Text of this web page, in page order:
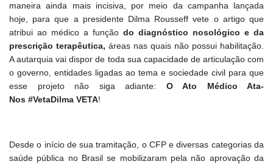
maneira ainda mais incisiva, por meio da campanha lançada
hoje, para que a presidente Dilma Rousseff vete o artigo que
atribui ao médico a função do diagnóstico nosológico e da
prescrição terapêutica, áreas nas quais não possui habilitação.
A autarquia vai dispor de toda sua capacidade de articulação com
o governo, entidades ligadas ao tema e sociedade civil para que
esse projeto não siga adiante: O Ato Médico Ata-
Nos #VetaDilma VETA!
Desde o início de sua tramitação, o CFP e diversas categorias da
saúde pública no Brasil se mobilizaram pela não aprovação da